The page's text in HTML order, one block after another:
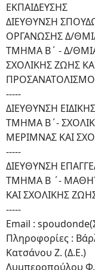
ΕΚΠΑΙΔΕΥΣΗΣ
ΔΙΕΥΘΥΝΣΗ
ΟΡΓΑΝΩΣΗΣ Δ/
ΤΜΗΜΑ Β΄ - Δ/
ΣΧΟΛΙΚΗΣ ΖΩΗΣ
-----
ΔΙΕΥΘΥΝΣΗ
ΤΜΗΜΑ Β΄-
ΜΕΡΙΜΝΑΣ ΚΑΙ
-----
ΔΙΕΥΘΥΝΣΗ
ΤΜΗΜΑ Β ΄-
ΚΑΙ ΣΧΟΛΙΚΗΣ
-----
Email :
Πληροφορίες :
Κατσάνου Ζ. (Δ.Ε.)
Λυμπεροπούλου Φ.